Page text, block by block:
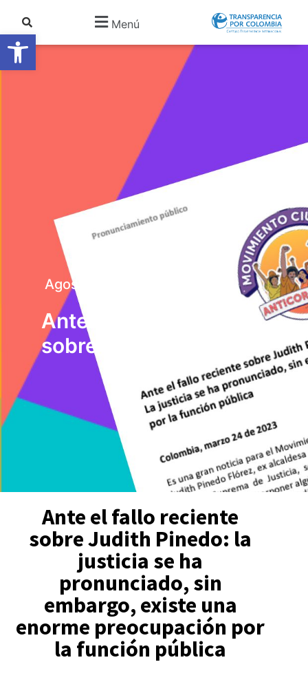
Abrir barra de herramientas
Menú
Agosto 23, 2022
Ante el fallo reciente
sobre Judith Pinedo
Ante el fallo reciente
sobre Judith Pinedo: la
justicia se ha
pronunciado, sin
embargo, existe una
enorme preocupación por
la función pública